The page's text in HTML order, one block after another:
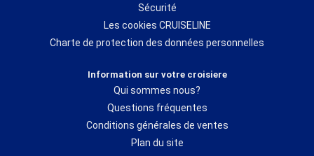
Sécurité
Les cookies CRUISELINE
Charte de protection des données personnelles
Information sur votre croisiere
Qui sommes nous?
Questions fréquentes
Conditions générales de ventes
Plan du site